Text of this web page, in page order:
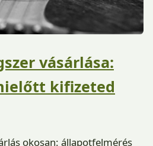
vásárlása:
kifizeted
okosan: állapotfelmérés